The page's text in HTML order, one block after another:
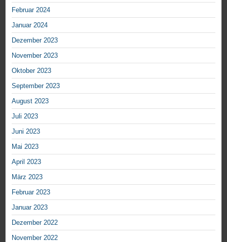
Februar 2024
Januar 2024
Dezember 2023
November 2023
Oktober 2023
September 2023
August 2023
Juli 2023
Juni 2023
Mai 2023
April 2023
März 2023
Februar 2023
Januar 2023
Dezember 2022
November 2022